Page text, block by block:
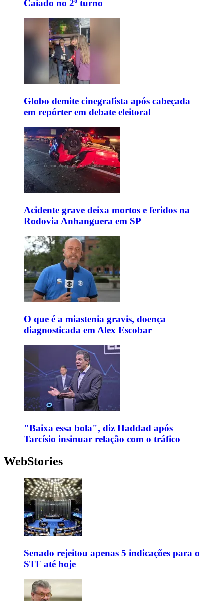
Caiado no 2º turno
Globo demite cinegrafista após cabeçada
em repórter em debate eleitoral
Acidente grave deixa mortos e feridos na
Rodovia Anhanguera em SP
O que é a miastenia gravis, doença
diagnosticada em Alex Escobar
"Baixa essa bola", diz Haddad após
Tarcísio insinuar relação com o tráfico
WebStories
Senado rejeitou apenas 5 indicações para o
STF até hoje